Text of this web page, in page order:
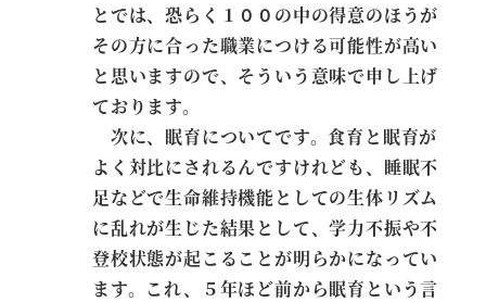
とでは、恐らく１００の中の得意のほうが
その方に合った職業につける可能性が高い
と思いますので、そういう意味で申し上げ
ております。
次に、眠育についてです。食育と眠育が
よく対比にされるんですけれども、睡眠不
足などで生命維持機能としての生体リズム
に乱れが生じた結果として、学力不振や不
登校状態が起こることが明らかになってい
ます。これ、５年ほど前から眠育という言